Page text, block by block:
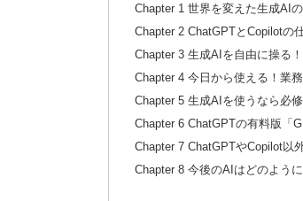
Chapter 1 世界を変えた生成AI
Chapter 2 ChatGPTとCopilotの
Chapter 3 生成AIを自由に操る
Chapter 4 今日から使える！業
Chapter 5 生成AIを使うなら必
Chapter 6 ChatGPTの有料版「
Chapter 7 ChatGPTやCopilot以
Chapter 8 今後のAIはどのよう